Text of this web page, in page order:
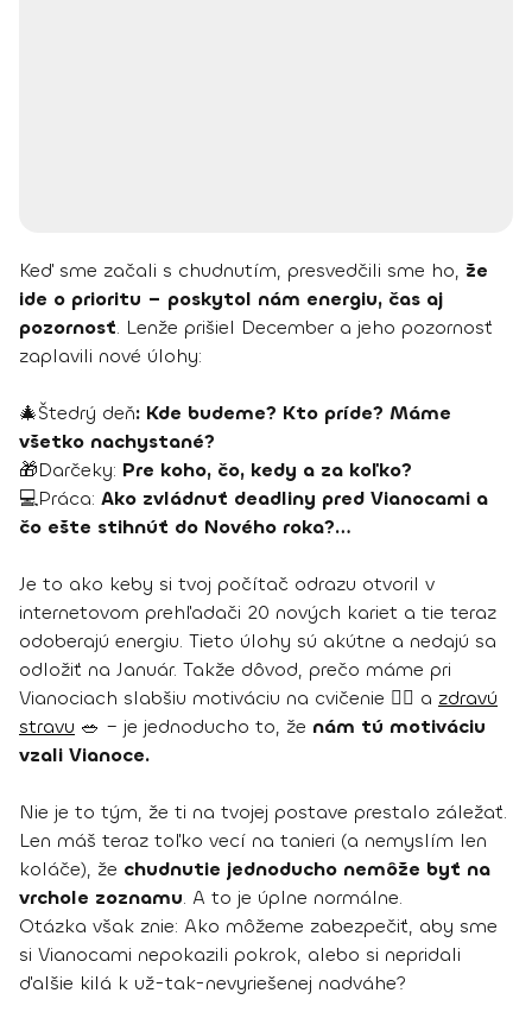
Keď sme začali s chudnutím, presvedčili sme ho, že
ide o prioritu – poskytol nám energiu, čas aj
pozornosť. Lenže prišiel December a jeho pozornosť
zaplavili nové úlohy:
🎄Štedrý deň: Kde budeme? Kto príde? Máme
všetko nachystané?
🎁Darčeky: Pre koho, čo, kedy a za koľko?
💻Práca: Ako zvládnuť deadliny pred Vianocami a
čo ešte stihnúť do Nového roka?…
Je to ako keby si tvoj počítač odrazu otvoril v
internetovom prehľadači 20 nových kariet a tie teraz
odoberajú energiu. Tieto úlohy sú akútne a nedajú sa
odložiť na Január. Takže dôvod, prečo máme pri
Vianociach slabšiu motiváciu na cvičenie 🏋️‍♀️ a zdravú
stravu 🥗 – je jednoducho to, že nám tú motiváciu
vzali Vianoce.
Nie je to tým, že ti na tvojej postave prestalo záležať.
Len máš teraz toľko vecí na tanieri (a nemyslím len
koláče), že chudnutie jednoducho nemôže byť na
vrchole zoznamu. A to je úplne normálne.
Otázka však znie: Ako môžeme zabezpečiť, aby sme
si Vianocami nepokazili pokrok, alebo si nepridali
ďalšie kilá k už-tak-nevyriešenej nadváhe?